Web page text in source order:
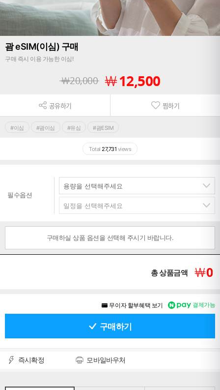
괌 eSIM(이심) 구매
구매 즉시 이용 가능한 이심!
￦20,000 ￦12,500
공유하기 찜하기
#이심 #괌이심 #유심 #괌ESIM
Total 27,731 views
필수옵션
구매하실 상품 옵션을 선택해 주시기 바랍니다.
총 상품금액 ￦0
무이자 할부혜택 보기 결제가능
구매하기
즉시확정 모바일바우처